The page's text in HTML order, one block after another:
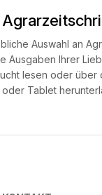
Auswahl an
Ihrer
lesen oder
Tablet